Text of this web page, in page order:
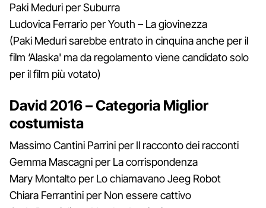
Paki Meduri per Suburra
Ludovica Ferrario per Youth – La giovinezza
(Paki Meduri sarebbe entrato in cinquina anche per il
film ‘Alaska' ma da regolamento viene candidato solo
per il film più votato)
David 2016 – Categoria Miglior
costumista
Massimo Cantini Parrini per Il racconto dei racconti
Gemma Mascagni per La corrispondenza
Mary Montalto per Lo chiamavano Jeeg Robot
Chiara Ferrantini per Non essere cattivo